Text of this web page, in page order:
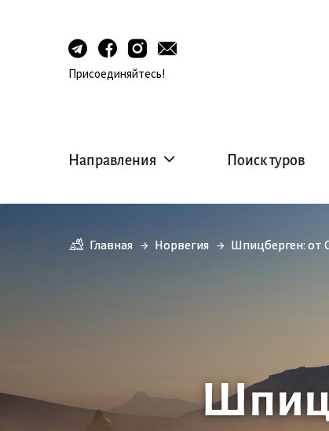
Присоединяйтесь!
Направления Поиск туров
Главная Норвегия Шпицберген: от
Главная Норвегия Шпицберген: от